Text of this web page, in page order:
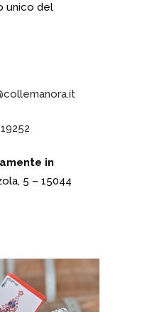
unico del
in
5 – 15044